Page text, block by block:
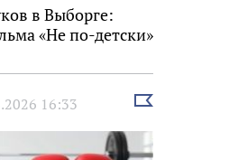
в Выборге:
«Не по-детски»
16:33
Выбрать